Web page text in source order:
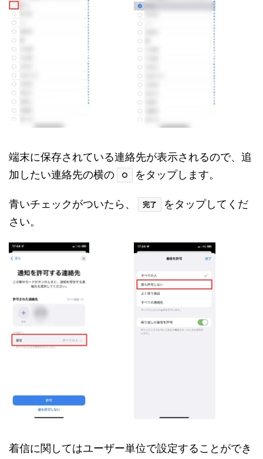
端末に保存されている連絡先が表示されるので、追
加したい連絡先の横の
○ をタップします。
青いチェックがついたら、 完了
をタップしてくだ
さい。
着信に関してはユーザー単位で設定することができ